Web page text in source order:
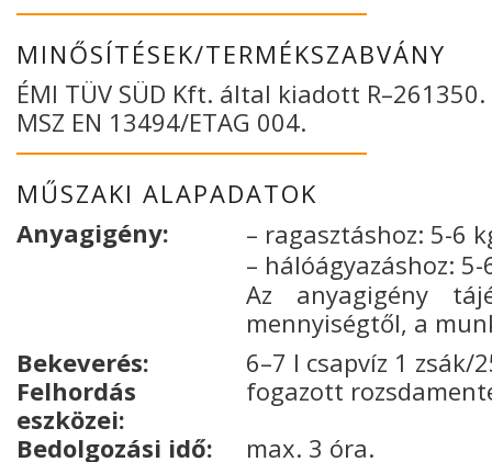
MINŐSÍTÉSEK/TERMÉKSZABVÁNY
ÉMI TÜV SÜD Kft. által kiadott R–261350.
MSZ EN 13494/ETAG 004.
MŰSZAKI ALAPADATOK
Anyagigény:
– ragasztáshoz: 5-6
– hálóágyazáshoz: 5-
Az anyagigény
mennyiségtől, a
Bekeverés:
6–7 l csapvíz 1 zsák/
Felhordás
eszközei:
fogazott
Bedolgozási idő:
max. 3 óra.